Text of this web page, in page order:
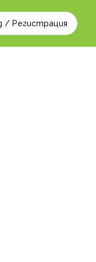
/ Регистрация